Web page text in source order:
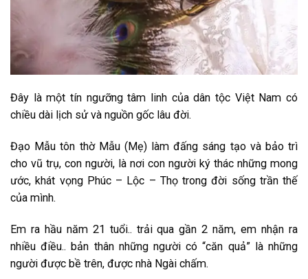
Đây là một tín ngưỡng tâm linh của dân tộc Việt Nam có
chiều dài lịch sử và nguồn gốc lâu đời.
Đạo Mẫu tôn thờ Mẫu (Mẹ) làm đấng sáng tạo và bảo trì
cho vũ trụ, con người, là nơi con người ký thác những mong
ước, khát vọng Phúc – Lộc – Thọ trong đời sống trần thế
của mình.
Em ra hầu năm 21 tuổi.. trải qua gần 2 năm, em nhận ra
nhiều điều.. bản thân những người có “căn quả” là những
người được bề trên, được nhà Ngài chấm.